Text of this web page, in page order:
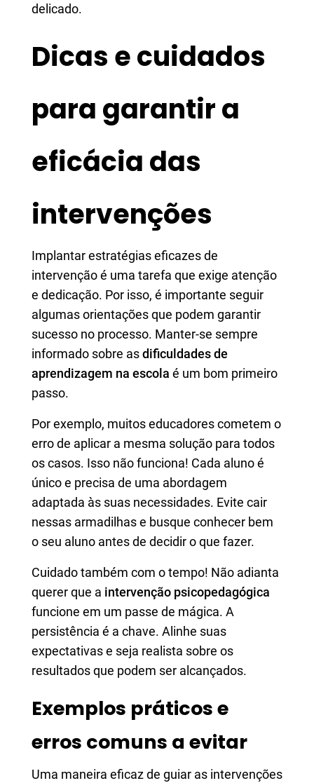
delicado.
Dicas e cuidados
para garantir a
eficácia das
intervenções
Implantar estratégias eficazes de
intervenção é uma tarefa que exige atenção
e dedicação. Por isso, é importante seguir
algumas orientações que podem garantir
sucesso no processo. Manter-se sempre
informado sobre asdificuldades de
aprendizagem na escola é um bom primeiro
passo.
Por exemplo, muitos educadores cometem o
erro de aplicar a mesma solução para todos
os casos. Isso não funciona! Cada aluno é
único e precisa de uma abordagem
adaptada às suas necessidades. Evite cair
nessas armadilhas e busque conhecer bem
o seu aluno antes de decidir o que fazer.
Cuidado também com o tempo! Não adianta
querer que a intervenção psicopedagógica
funcione em um passe de mágica. A
persistência é a chave. Alinhe suas
expectativas e seja realista sobre os
resultados que podem ser alcançados.
Exemplos práticos e
erros comuns a evitar
Uma maneira eficaz de guiar as intervenções